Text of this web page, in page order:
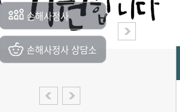
손해사정사
손해사정사 상담소